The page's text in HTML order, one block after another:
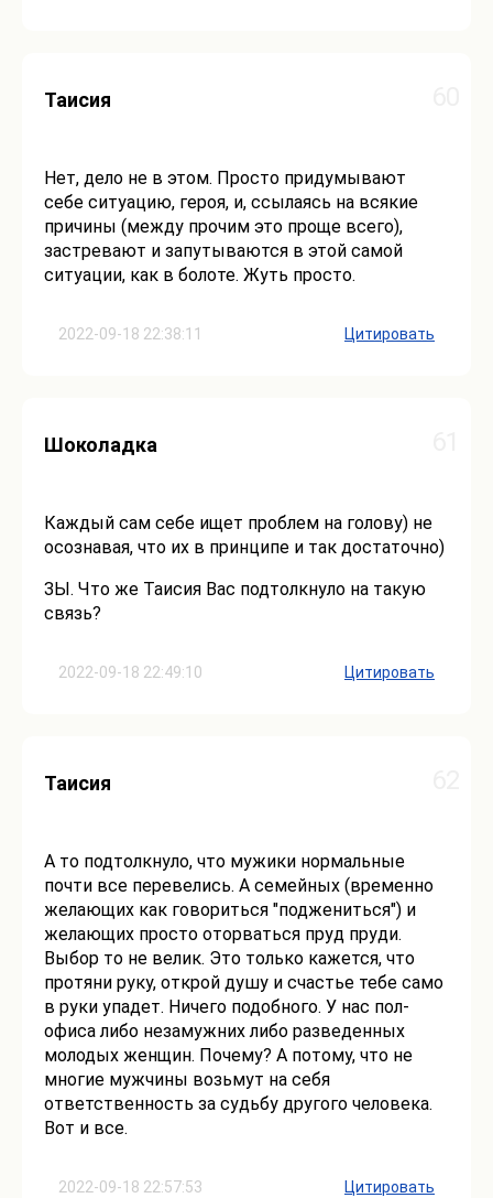
2022-09-18 22:38:11
Таисия
Нет, дело не в этом. Просто придумывают
себе ситуацию, героя, и, ссылаясь на всякие
причины (между прочим это проще всего),
застревают и запутываются в этой самой
ситуации, как в болоте. Жуть просто.
Цитировать
2022-09-18 22:49:10
Шоколадка
Каждый сам себе ищет проблем на голову) не
осознавая, что их в принципе и так достаточно)
ЗЫ. Что же Таисия Вас подтолкнуло на такую
связь?
Цитировать
2022-09-18 22:57:53
Таисия
А то подтолкнуло, что мужики нормальные
почти все перевелись. А семейных (временно
желающих как говориться "поджениться") и
желающих просто оторваться пруд пруди.
Выбор то не велик. Это только кажется, что
протяни руку, открой душу и счастье тебе само
в руки упадет. Ничего подобного. У нас пол-
офиса либо незамужних либо разведенных
молодых женщин. Почему? А потому, что не
многие мужчины возьмут на себя
ответственность за судьбу другого человека.
Вот и все.
Цитировать